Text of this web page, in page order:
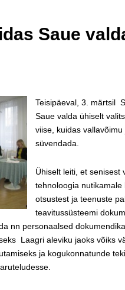
Saue
Teisipäeval, 3. märtsil
Saue valda ühiselt
viise, kuidas
süvendada.
Ühiselt leiti, et senisest
tehnoloogia
otsustest ja teenuste
teavitussüsteemi
nn personaalsed
Laagri aleviku jaoks võiks
ja kogukonnatunde